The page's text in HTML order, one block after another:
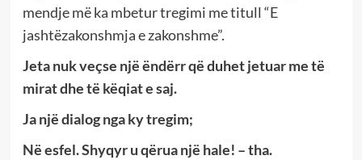
mendje më ka mbetur tregimi me titull “E
jashtëzakonshmja e zakonshme”.
Jeta nuk veçse një ëndërr që duhet jetuar me të
mirat dhe të këqiat e saj.
Ja një dialog nga ky tregim;
Në esfel. Shyqyr u qërua një hale! – tha.